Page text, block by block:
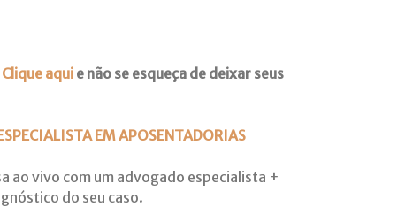
Clique aqui e não se esqueça de deixar seus
EM APOSENTADORIAS
ao vivo com um advogado especialista +
do seu caso.